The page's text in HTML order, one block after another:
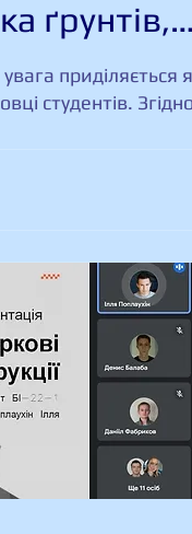
ґрунтів,
приділяється
студентів.